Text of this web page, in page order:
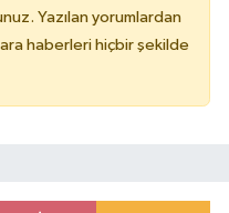
Yazılan yorumlardan
haberleri hiçbir şekilde